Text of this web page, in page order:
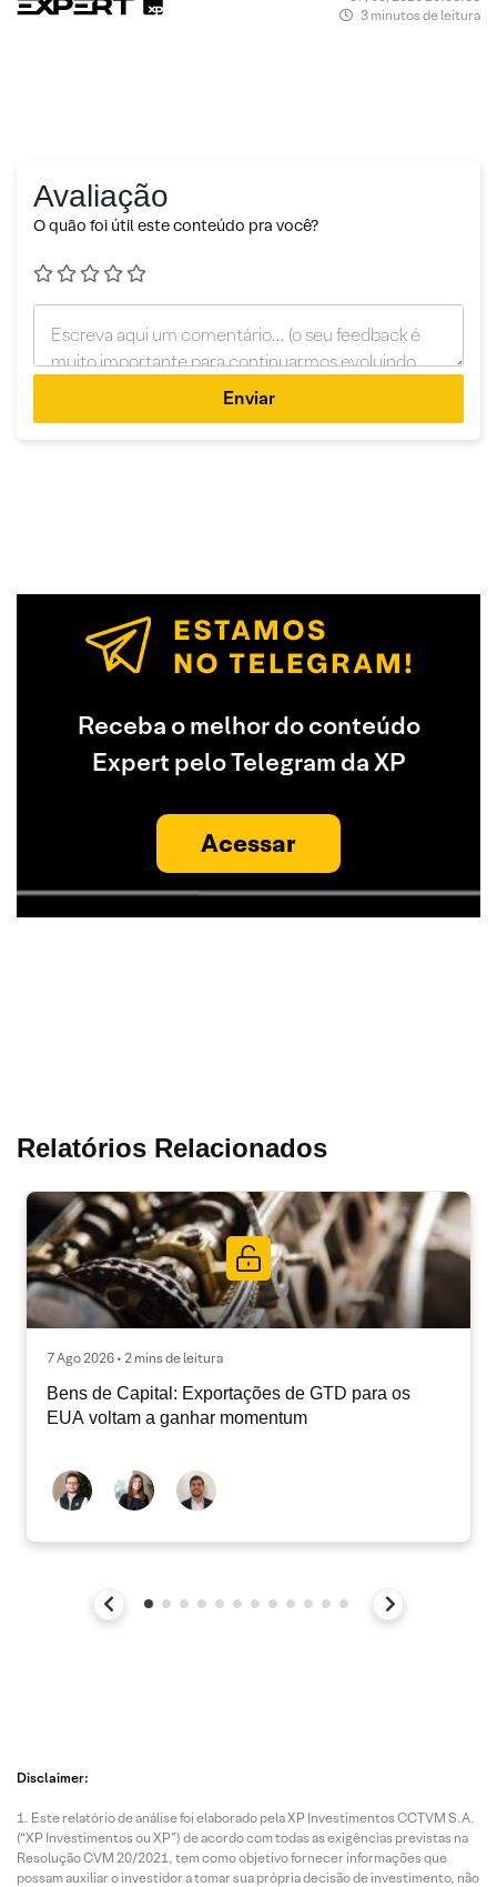
3 minutos de leitura
Avaliação
O quão foi útil este conteúdo pra você?
Enviar
Receba o melhor do conteúdo
Expert pelo Telegram da XP
Acessar
Relatórios Relacionados
7 Ago 2026 • 2 mins de leitura
Bens de Capital: Exportações de GTD para os
EUA voltam a ganhar momentum
Disclaimer:
Este relatório de análise foi elaborado pela XP Investimentos CCTVM S.A.
(“XP Investimentos ou XP”) de acordo com todas as exigências previstas na
Resolução CVM 20/2021, tem como objetivo fornecer informações que
possam auxiliar o investidor a tomar sua própria decisão de investimento, não